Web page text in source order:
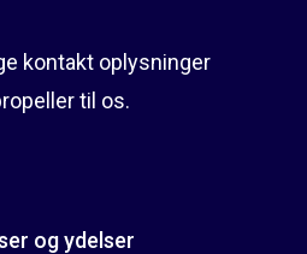
kontakt oplysninger
til os.
og ydelser
Er min propel højre
venstre?
Rudes Propeller
T: 75 59 43 22